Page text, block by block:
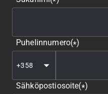
Puhelinnumero(*)
Sähköpostiosoite(*)